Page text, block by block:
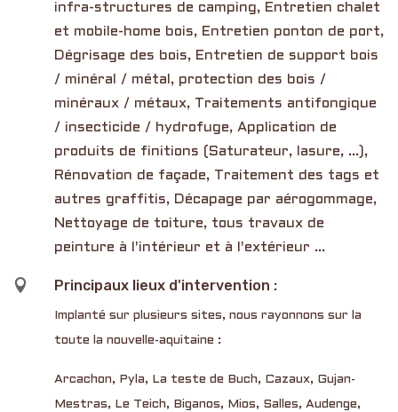
infra-structures de camping, Entretien chalet
et mobile-home bois, Entretien ponton de port,
Dégrisage des bois, Entretien de support bois
/ minéral / métal, protection des bois /
minéraux / métaux, Traitements antifongique
/ insecticide / hydrofuge, Application de
produits de finitions (Saturateur, lasure, ...),
Rénovation de façade, Traitement des tags et
autres graffitis, Décapage par aérogommage,
Nettoyage de toiture, tous travaux de
peinture à l'intérieur et à l'extérieur ...
 Principaux lieux d'intervention :
Implanté sur plusieurs sites, nous rayonnons sur la
toute la nouvelle-aquitaine :
Arcachon, Pyla, La teste de Buch, Cazaux, Gujan-
Mestras, Le Teich, Biganos, Mios, Salles, Audenge,